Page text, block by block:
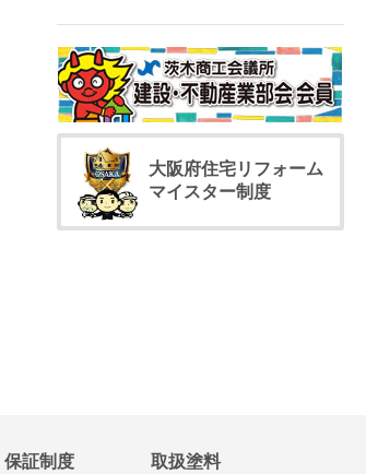
大阪府住宅リフォーム
マイスター制度
保証制度 取扱塗料